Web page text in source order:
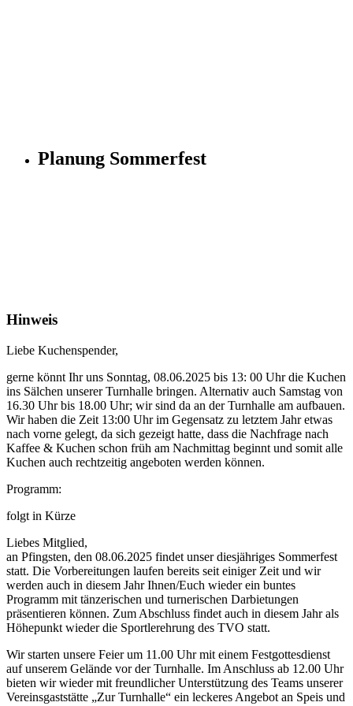
Planung Sommerfest
Hinweis
Liebe Kuchenspender,
gerne könnt Ihr uns Sonntag, 08.06.2025 bis 13: 00 Uhr die Kuchen
ins Sälchen unserer Turnhalle bringen. Alternativ auch Samstag von
16.30 Uhr bis 18.00 Uhr; wir sind da an der Turnhalle am aufbauen.
Wir haben die Zeit 13:00 Uhr im Gegensatz zu letztem Jahr etwas
nach vorne gelegt, da sich gezeigt hatte, dass die Nachfrage nach
Kaffee & Kuchen schon früh am Nachmittag beginnt und somit alle
Kuchen auch rechtzeitig angeboten werden können.
Programm:
folgt in Kürze
Liebes Mitglied,
an Pfingsten, den 08.06.2025 findet unser diesjähriges Sommerfest
statt. Die Vorbereitungen laufen bereits seit einiger Zeit und wir
werden auch in diesem Jahr Ihnen/Euch wieder ein buntes
Programm mit tänzerischen und turnerischen Darbietungen
präsentieren können. Zum Abschluss findet auch in diesem Jahr als
Höhepunkt wieder die Sportlerehrung des TVO statt.
Wir starten unsere Feier um 11.00 Uhr mit einem Festgottesdienst
auf unserem Gelände vor der Turnhalle. Im Anschluss ab 12.00 Uhr
bieten wir wieder mit freundlicher Unterstützung des Teams unserer
Vereinsgaststätte „Zur Turnhalle“ ein leckeres Angebot an Speis und